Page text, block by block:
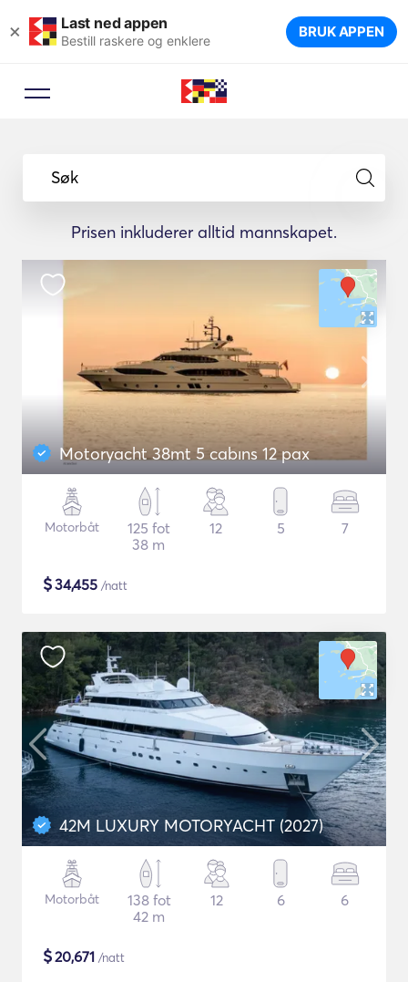
× Last ned appen
Bestill raskere og enklere BRUK APPEN
Søk
Prisen inkluderer alltid mannskapet.
Motoryacht 38mt 5 cabıns 12 pax
Motorbåt
125 fot
38 m
12 5 7
$34,455 /natt
42M LUXURY MOTORYACHT (2027)
Motorbåt
138 fot
42 m
12 6 6
$20,671 /natt